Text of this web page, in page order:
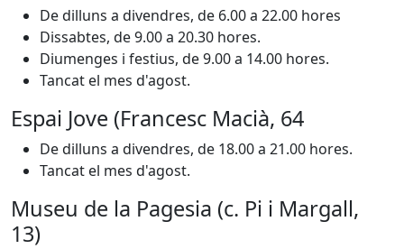
De dilluns a divendres, de 6.00 a 22.00 hores
Dissabtes, de 9.00 a 20.30 hores.
Diumenges i festius, de 9.00 a 14.00 hores.
Tancat el mes d'agost.
Espai Jove (Francesc Macià, 64
De dilluns a divendres, de 18.00 a 21.00 hores.
Tancat el mes d'agost.
Museu de la Pagesia (c. Pi i Margall,
13)